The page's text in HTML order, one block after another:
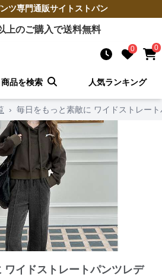
ツ専門通販サイト ストパン
上のご購入で送料無料
0 0
商品を検索 人気ランキング
› 毎日をもっと素敵に ワイドストレー
ワイドストレートパンツレデ